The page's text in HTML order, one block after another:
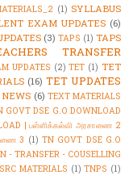
(1) SYLLABUS
EXAM UPDATES (6)
(3) TAPS (1) TAPS
TRANSFER
UPDATES (2) TET (1) TET
(16) TET UPDATES
(6) TEXT MATERIALS
GOVT DSE G.O DOWNLOAD
| பள்ளிக்கல்வி அரசாணை 2
3 (1) TN GOVT DSE G.O
- TRANSFER - COUSELLING
MATERIALS (1) TNPS (1)